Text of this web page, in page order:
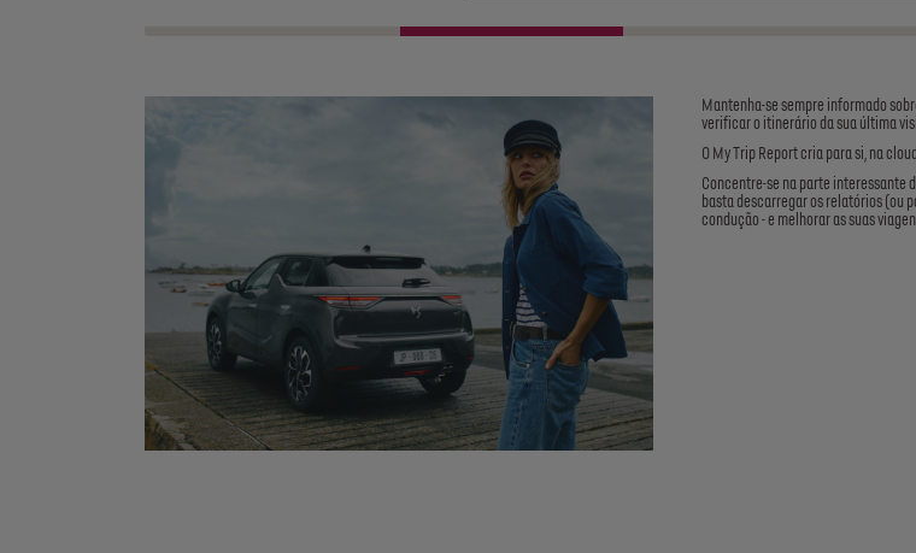
Mantenha-se sempre informado
verificar o itinerário da sua última
O My Trip Report cria para si, na
Concentre-se na parte interessante
basta descarregar os relatórios (ou
condução - e melhorar as suas